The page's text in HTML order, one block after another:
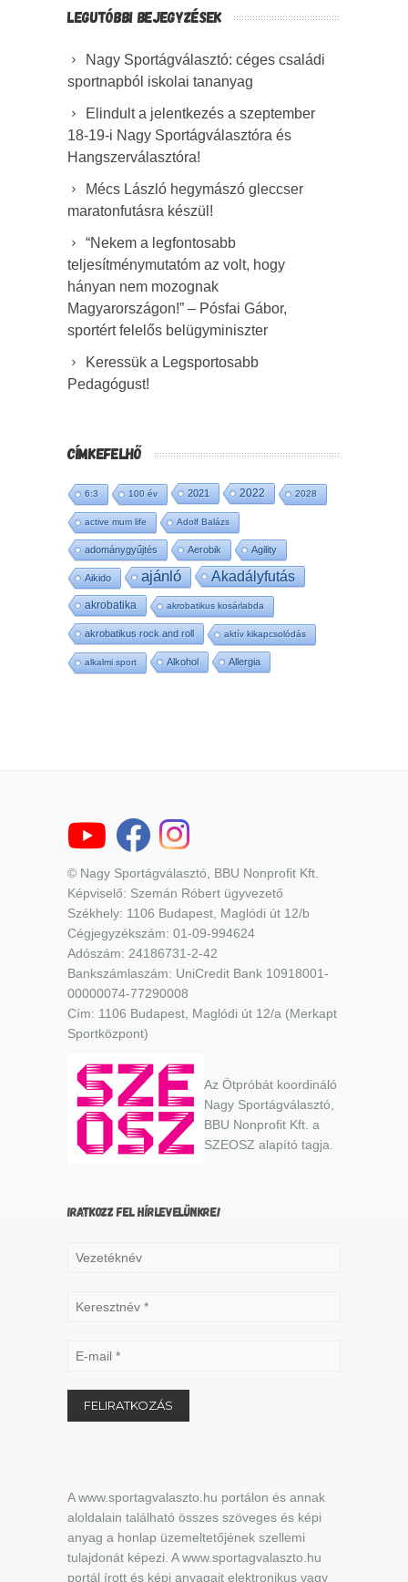
LEGUTÓBBI BEJEGYZÉSEK
Nagy Sportágválasztó: céges családi
sportnapból iskolai tananyag
Elindult a jelentkezés a szeptember
18-19-i Nagy Sportágválasztóra és
Hangszerválasztóra!
Mécs László hegymászó gleccser
maratonfutásra készül!
“Nekem a legfontosabb
teljesítménymutatóm az volt, hogy
hányan nem mozognak
Magyarországon!” – Pósfai Gábor,
sportért felelős belügyminiszter
Keressük a Legsportosabb
Pedagógust!
CÍMKEFELHŐ
6:3 100 év 2021 2022 2028
active mum life Adolf Balázs
adománygyűjtés Aerobik Agility
Aikido ajánló Akadályfutás
akrobatika akrobatikus kosárlabda
akrobatikus rock and roll aktív kikapcsolódás
alkalmi sport Alkohol Allergia
© Nagy Sportágválasztó, BBU Nonprofit Kft.
Képviselő: Szemán Róbert ügyvezető
Székhely: 1106 Budapest, Maglódi út 12/b
Cégjegyzékszám: 01-09-994624
Adószám: 24186731-2-42
Bankszámlaszám: UniCredit Bank 10918001-
00000074-77290008
Cím: 1106 Budapest, Maglódi út 12/a (Merkapt
Sportközpont)
Az Ötpróbát koordináló
Nagy Sportágválasztó,
BBU Nonprofit Kft. a
SZEOSZ alapító tagja.
IRATKOZZ FEL HÍRLEVELÜNKRE!
A www.sportagvalaszto.hu portálon és annak
aloldalain található összes szöveges és képi
anyag a honlap üzemeltetőjének szellemi
tulajdonát képezi. A www.sportagvalaszto.hu
portál írott és képi anyagait elektronikus vagy